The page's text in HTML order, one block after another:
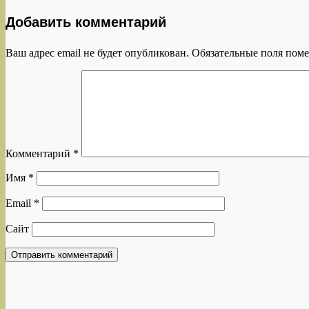
Добавить комментарий
Ваш адрес email не будет опубликован. Обязательные поля
Комментарий *
Имя *
Email *
Сайт